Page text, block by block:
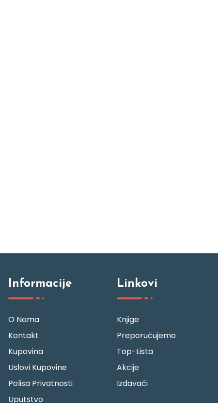
Informacije
O Nama
Kontakt
Kupovina
Uslovi Kupovine
Polisa Privatnosti
Uputstvo
Linkovi
Knjige
Preporučujemo
Top-Lista
Akcije
Izdavači